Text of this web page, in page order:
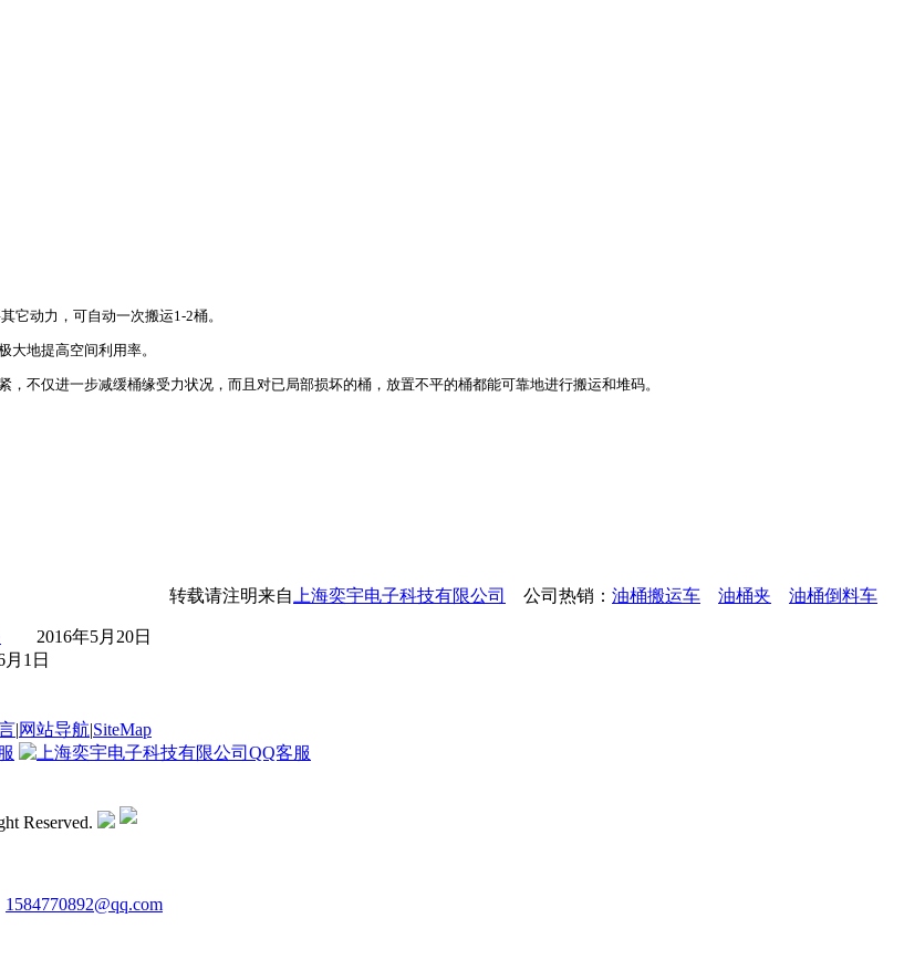
它动力，可自动一次搬运1-2桶。
地提高空间利用率。
不仅进一步减缓桶缘受力状况，而且对已局部损坏的桶，放置不平的桶都能可靠地进行搬运和堆码。
转载请注明来自 上海奕宇电子科技有限公司 公司热销： 油桶搬运车 油桶夹 油桶倒料车
2016年5月20日
1日
|网站导航|SiteMap
Reserved.
1584770892@qq.com